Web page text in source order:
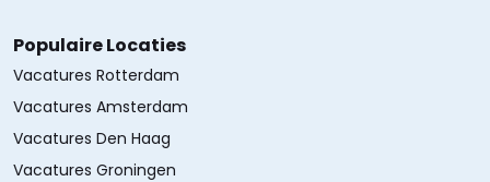
Populaire Locaties
Vacatures Rotterdam
Vacatures Amsterdam
Vacatures Den Haag
Vacatures Groningen